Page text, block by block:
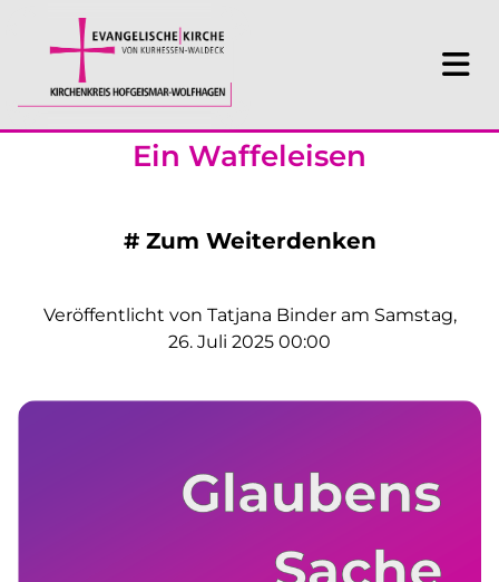
Ein Waffeleisen
# Zum Weiterdenken
Veröffentlicht von Tatjana Binder am Samstag,
26. Juli 2025 00:00